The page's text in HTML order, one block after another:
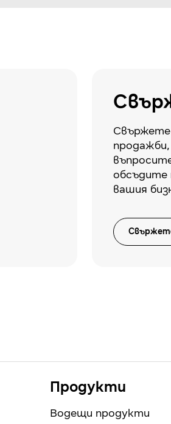
Свържете
обсъдите
вашия
Продукти
Водещи продукти